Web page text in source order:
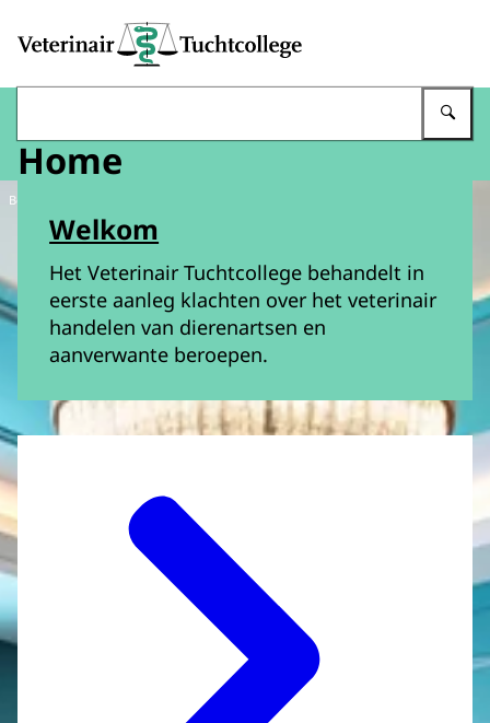
Home
Beeld: © VTC
Welkom
Het Veterinair Tuchtcollege behandelt in
eerste aanleg klachten over het veterinair
handelen van dierenartsen en
aanverwante beroepen.